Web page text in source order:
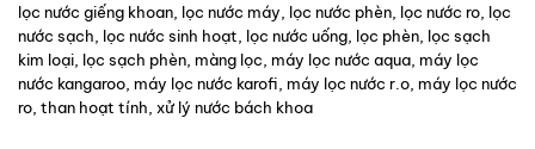
lọc nước giếng khoan, lọc nước máy, lọc nước phèn, lọc nước ro, lọc
nước sạch, lọc nước sinh hoạt, lọc nước uống, lọc phèn, lọc sạch
kim loại, lọc sạch phèn, màng lọc, máy lọc nước aqua, máy lọc
nước kangaroo, máy lọc nước karofi, máy lọc nước r.o, máy lọc nước
ro, than hoạt tính, xử lý nước bách khoa